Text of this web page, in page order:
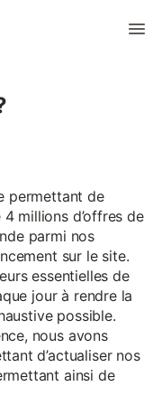
permettant de
millions d’offres de
parmi nos
sur le site.
essentielles de
jour à rendre la
possible.
nous avons
d’actualiser nos
ainsi de